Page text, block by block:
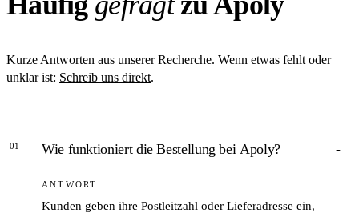
Kurze Antworten aus unserer Recherche. Wenn etwas fehlt oder
unklar ist: Schreib uns direkt.
01 Wie funktioniert die Bestellung bei Apoly?
ANTWORT
Kunden geben ihre Postleitzahl oder Lieferadresse ein,